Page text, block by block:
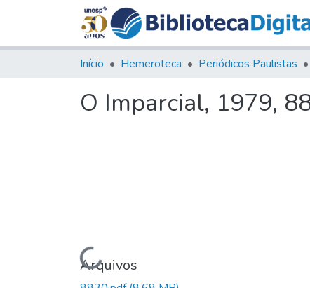
Início Hemeroteca Periódicos Paulistas
O Imparcial, 1979,
Arquivos